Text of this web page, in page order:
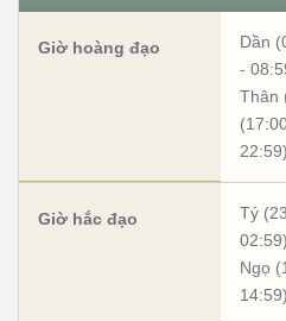
Giờ hoàng đạo Dần
-
Thân
22:59)
Giờ hắc đạo Tý
02:59)
Ngọ
14:59)